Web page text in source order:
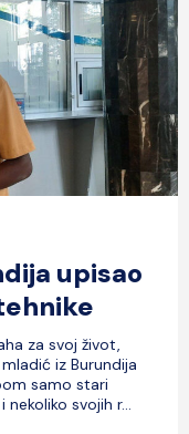
upisao
za svoj život,
iz Burundija
samo stari
svojih r...